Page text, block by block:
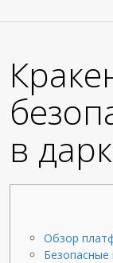
в
Обзор